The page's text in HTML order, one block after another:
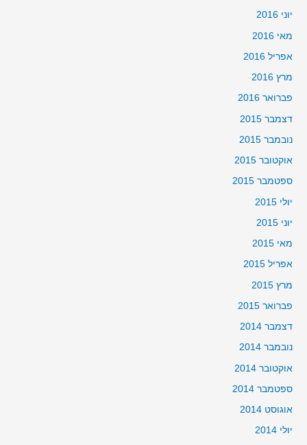
יוני 2016
מאי 2016
אפריל 2016
מרץ 2016
פברואר 2016
דצמבר 2015
נובמבר 2015
אוקטובר 2015
ספטמבר 2015
יולי 2015
יוני 2015
מאי 2015
אפריל 2015
מרץ 2015
פברואר 2015
דצמבר 2014
נובמבר 2014
אוקטובר 2014
ספטמבר 2014
אוגוסט 2014
יולי 2014